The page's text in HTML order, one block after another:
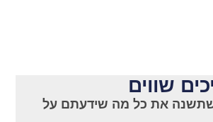
שווים
שתשנה את כל מה שידעתם על